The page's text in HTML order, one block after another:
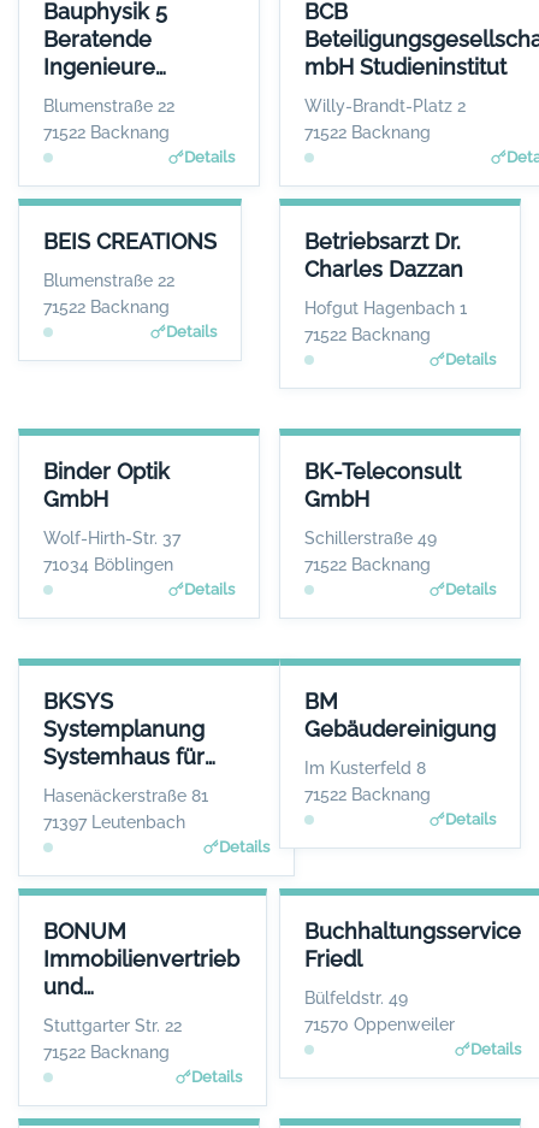
Bauphysik 5
Beratende
Ingenieure
PartGmbB
Blumenstraße 22
71522 Backnang
Details
BAUPHYSIK 5 BERATENDE INGENIEURE PARTGMBB
ANSPRECHPARTNER
Herr Steffen Blessing
WEBSITE
BCB
mbH Studieninstitut
Willy-Brandt-Platz 2
71522 Backnang
BCB
BEIS CREATIONS
Blumenstraße 22
71522 Backnang
Details
BEIS CREATIONS
Herr Georg Beis
www.beis-creations.co
m
Betriebsarzt Dr.
Charles Dazzan
Hofgut Hagenbach 1
71522 Backnang
Details
BETRIEBSARZT DR. CHARLES
Herr Charles
www.hausarztpraxis-
Binder Optik
GmbH
Wolf-Hirth-Str. 37
71034 Böblingen
Details
BINDER OPTIK GMBH
ANSPRECHPARTNER
Herr Helmut Baur
WEBSITE
www.binder-optik.de
BK-Teleconsult
GmbH
Schillerstraße 49
71522 Backnang
Details
BK-TELECONSULT GMBH
ANSPRECHPARTNER
Herr Martin Götzer
www.bk-teleconsult.de
BKSYS
Systemplanung
Systemhaus für
Anwendungssoftware
Hasenäckerstraße 81
71397 Leutenbach
Details
BKSYS SYSTEMPLANUNG SYSTEMHAUS FÜR
Herr Bernd
www.bksys-
BM
Gebäudereinigung
Im Kusterfeld 8
71522 Backnang
Details
BM GEBÄUDEREINIGUNG
ANSPRECHPARTNER
Herr Tihomir
Beganovic
www.bmreinigung.de
BONUM
Immobilienvertrieb
und
Projektentwicklung
GmbH
Stuttgarter Str. 22
71522 Backnang
Details
BONUM IMMOBILIENVERTRIEB UND PROJEKTENTWICKLUNG
www.bonum-
Buchhaltungsservice
Friedl
Bülfeldstr. 49
71570 Oppenweiler
Details
BUCHHALTUNGSSERVICE